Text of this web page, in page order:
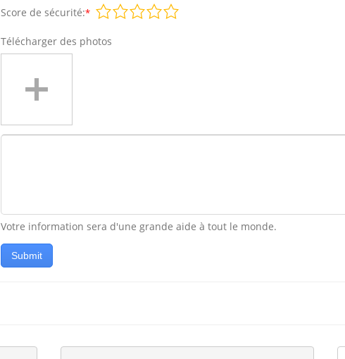
Score de sécurité:*
Télécharger des photos
Votre information sera d'une grande aide à tout le monde.
Submit